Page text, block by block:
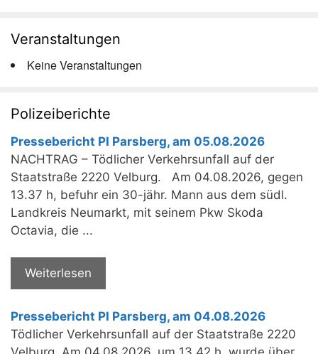
Veranstaltungen
Keine Veranstaltungen
Polizeiberichte
Pressebericht PI Parsberg, am 05.08.2026
NACHTRAG – Tödlicher Verkehrsunfall auf der
Staatstraße 2220 Velburg. Am 04.08.2026, gegen
13.37 h, befuhr ein 30-jähr. Mann aus dem südl.
Landkreis Neumarkt, mit seinem Pkw Skoda
Octavia, die ...
Weiterlesen
Pressebericht PI Parsberg, am 04.08.2026
Tödlicher Verkehrsunfall auf der Staatstraße 2220